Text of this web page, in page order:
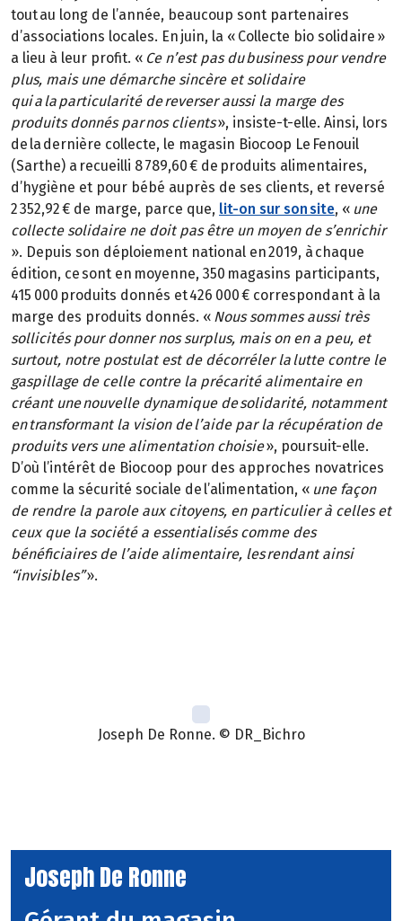
tout au long de l’année, beaucoup sont partenaires
d’associations locales. En juin, la « Collecte bio solidaire »
a lieu à leur profit. « Ce n’est pas du business pour vendre
plus, mais une démarche sincère et solidaire
qui a la particularité de reverser aussi la marge des
produits donnés par nos clients», insiste-t-elle. Ainsi, lors
de la dernière collecte, le magasin Biocoop Le Fenouil
(Sarthe) a recueilli 8 789,60 € de produits alimentaires,
d’hygiène et pour bébé auprès de ses clients, et reversé
2 352,92 € de marge, parce que, lit-on sur son site, « une
collecte solidaire ne doit pas être un moyen de s’enrichir
». Depuis son déploiement national en 2019, à chaque
édition, ce sont en moyenne, 350 magasins participants,
415 000 produits donnés et 426 000 € correspondant à la
marge des produits donnés. « Nous sommes aussi très
sollicités pour donner nos surplus, mais on en a peu, et
surtout, notre postulat est de décorréler la lutte contre le
gaspillage de celle contre la précarité alimentaire en
créant une nouvelle dynamique de solidarité, notamment
en transformant la vision de l’aide par la récupération de
produits vers une alimentation choisie», poursuit-elle.
D’où l’intérêt de Biocoop pour des approches novatrices
comme la sécurité sociale de l’alimentation, « une façon
de rendre la parole aux citoyens, en particulier à celles et
ceux que la société a essentialisés comme des
bénéficiaires de l’aide alimentaire, les rendant ainsi
“invisibles”».
Joseph De Ronne. © DR_Bichro
Joseph De Ronne